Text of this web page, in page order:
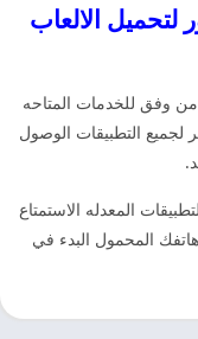
الالعاب
وفق للخدمات المتاحه
لجميع التطبيقات الوصول
المعدله الاستمتاع
المحمول البدء في